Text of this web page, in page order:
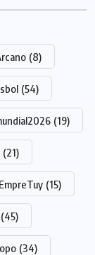
(8)
(54)
(19)
(21)
EmpreTuy (15)
(45)
(34)